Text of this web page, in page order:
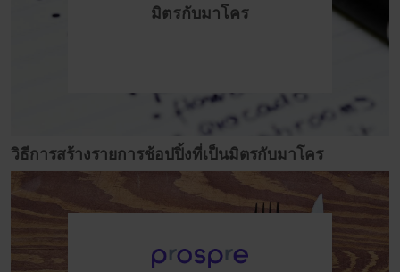
มิตรกับมาโคร
วิธีการสร้างรายการช้อปปิ้งที่เป็นมิตรกับมาโคร